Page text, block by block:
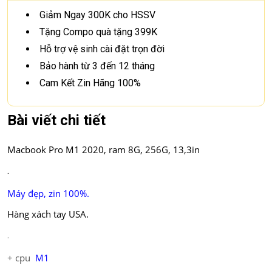
Giảm Ngay 300K cho HSSV
Tặng Compo quà tặng 399K
Hỗ trợ vệ sinh cài đặt trọn đời
Bảo hành từ 3 đến 12 tháng
Cam Kết Zin Hãng 100%
Bài viết chi tiết
Macbook Pro M1 2020, ram 8G, 256G, 13,3in
.
Máy đẹp, zin 100%.
Hàng xách tay USA.
.
+ cpu M1